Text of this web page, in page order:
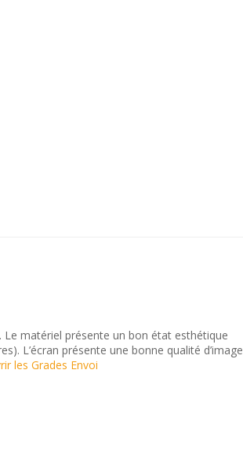
matériel présente un bon état esthétique
L’écran présente une bonne qualité d’image
les Grades Envoi